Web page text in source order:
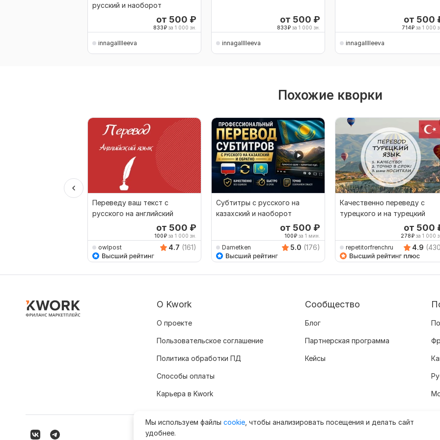
русский и наоборот
от 500 ₽
833₽ за 1 000 зн.
innagalllleeva
от 500 ₽
833₽ за 1 000 зн.
innagalllleeva
от 500
714₽ за 1 000
innagalllleeva
Похожие кворки
Переведу ваш текст с
русского на английский
от 500 ₽
100₽ за 1 000 зн.
owlpost 4.7 (161)
Субтитры с русского на
казахский и наоборот
от 500 ₽
100₽ за 1 мин.
Dametken 5.0 (176)
Качественно переведу с
турецкого и на турецкий
от 500
278₽ за 1 000
repetitorfrenchru 4.9
Мы используем файлы cookie , чтобы анализировать посещения и делать сайт
удобнее.
О Kwork
О проекте
Пользовательское соглашение
Политика обработки ПД
Способы оплаты
Карьера в Kwork
Сообщество
Блог
Партнерская программа
Кейсы